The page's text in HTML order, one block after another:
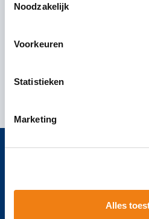
Noodzakelijk
Voorkeuren
Statistieken
Marketing
Alles
Dit artikel is onderdeel van
02 december 2019